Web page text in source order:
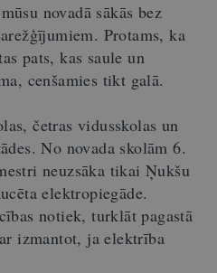
novadā sākās bez
Protams, ka
pats, kas saule un
cenšamies tikt galā.
četras vidusskolas un
No novada skolām 6.
neuzsāka tikai Ņukšu
elektropiegāde.
notiek, turklāt pagastā
izmantot, ja elektrība